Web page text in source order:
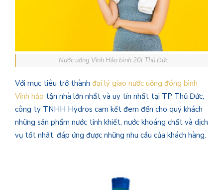
Nước uống Vĩnh Hảo bình 20l Thủ Đức
Với mục tiêu trở thành đại lý giao nước uống đóng bình
Vĩnh hảo tận nhà lớn nhất và uy tín nhất tại TP Thủ Đức,
công ty TNHH Hydros cam kết đem đến cho quý khách
những sản phẩm nước tinh khiết, nước khoáng chất và dịch
vụ tốt nhất, đáp ứng được những nhu cầu của khách hàng.